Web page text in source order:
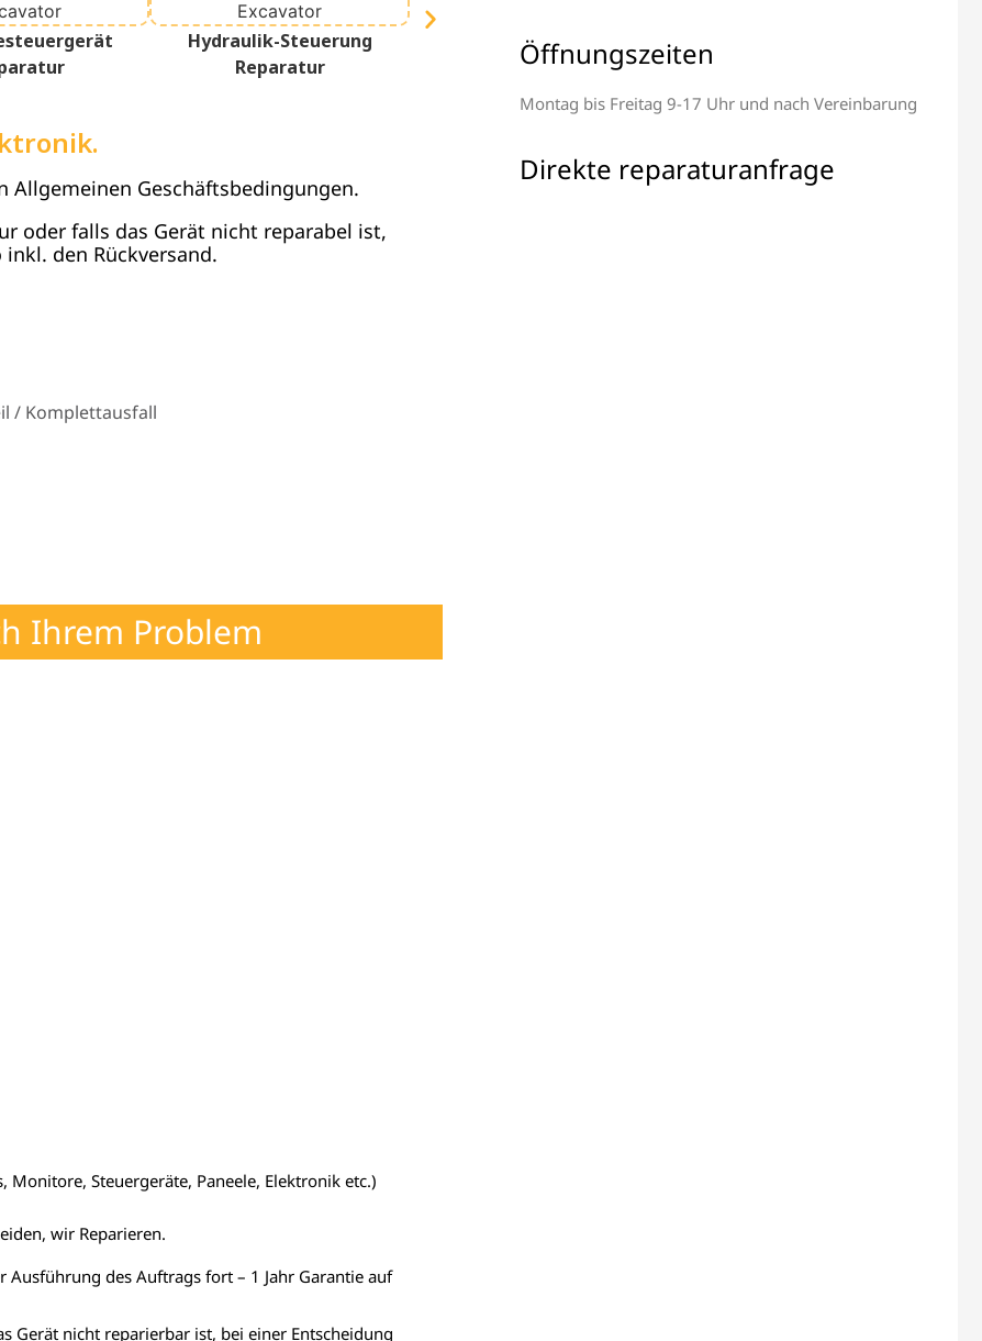
Hydraulik-Steuerung
Reparatur
Terminal & Display Reparatur
Allgemeinen Geschäftsbedingungen.
oder falls das Gerät nicht reparabel ist,
den Rückversand.
/ Komplettausfall
Ihrem Problem
Monitore, Steuergeräte, Paneele, Elektronik etc.)
wir Reparieren.
des Auftrags fort – 1 Jahr Garantie auf
Gerät nicht reparierbar ist, bei einer Entscheidung
Öffnungszeiten
Montag bis Freitag 9-17 Uhr und nach Vereinbarung
Direkte reparaturanfrage